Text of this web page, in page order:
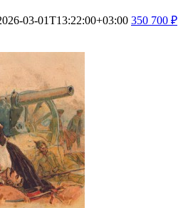
03-01T13:22:00+03:00 350 700 ₽